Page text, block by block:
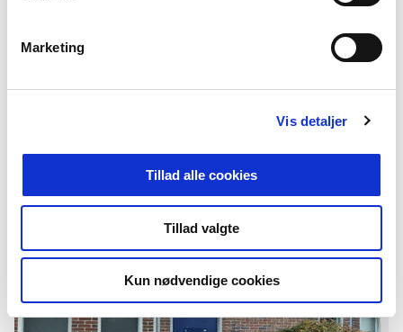
Marketing
Vis detaljer
Tillad alle cookies
Tillad valgte
Kun nødvendige cookies
Aalborg
I Aalborg ligger en afdeling af Udlændingestyrelsens
Borgerservice, hvor vores brugere kan få personlig betjening
efter tidsbestilling.